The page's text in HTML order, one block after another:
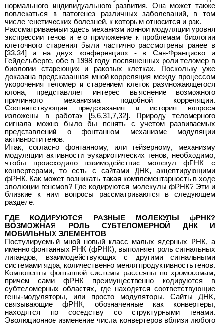
нормального индивидуального развития. Она может также
вовлекаться в патогенез различных заболеваний, в том
числе генетических болезней, к которым относится и рак.
Рассматриваемый здесь механизм ионной модуляции уровня
экспрессии генов и его приложение к проблемам биологии
клеточного старения были частично рассмотрены ранее в
[33,34] и на двух конференциях - в Сан-Франциско и
Гейдельберге, обе в 1998 году, посвященных роли теломер в
биологии стареющих и раковых клетках. Поскольку уже
доказана предсказанная мной корреляция между процессом
укорочения теломер и старением клеток размножающегося
клона, представляет интерес выяснение возможного
причинного механизма подобной корреляции.
Соответствующие предсказания и история вопроса
изложены в работах [5,6,31,7,32]. Природу теломерного
сигнала можно было бы понять с учетом развиваемых
представлений о фонтанном механизме модуляции
активности генов.
Итак, согласно фонтанному, или гейзерному, механизму
модуляции активности эукариотических генов, необходимо,
чтобы происходило взаимодействие молекул фРНК с
конвертерами, то есть с сайтами ДНК, акцептирующими
фРНК. Как может возникать такая комплементарность в ходе
эволюции геномов? Где кодируются молекулы фРНК? Эти и
близкие к ним вопросы рассматриваются в следующем
разделе.
ГДЕ КОДИРУЮТСЯ РАЗНЫЕ МОЛЕКУЛЫ фРНК?
ВОЗМОЖНАЯ РОЛЬ СУБТЕЛОМЕРНОЙ ДНК И
МОБИЛЬНЫХ ЭЛЕМЕНТОВ
Постулируемый мной новый класс малых ядерных РНК, а
именно фонтанных РНК (фРНК), выполняет роль сигнальных
лигандов, взаимодействующих с другими сигнальными
системами ядра, количественно меняя продуктивность генов.
Компоненты фонтанной системы рассеяны по хромосомам,
причем сами фРНК преимущественно кодируются в
субтеломерных областях, где находятся соответствующие
гены-модуляторы, или просто модуляторы. Сайты ДНК,
связывающие фРНК, обозначенные как конвертеры,
находятся по соседству со структурными генами.
Эволюционное изменение числа конвертеров вблизи любого